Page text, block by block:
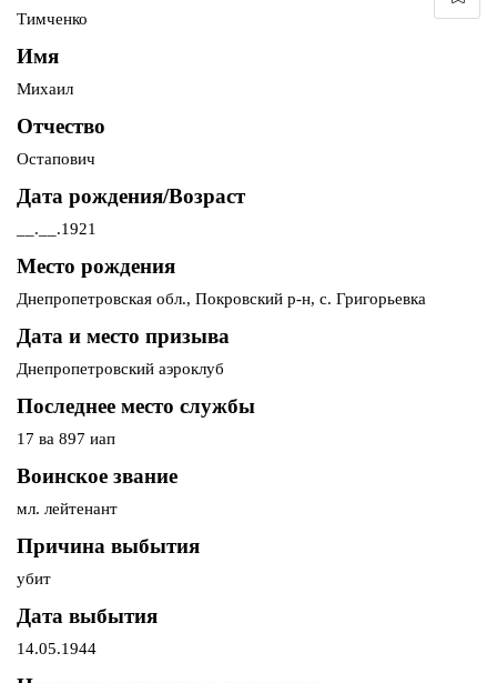
Тимченко
Имя
Михаил
Отчество
Остапович
Дата рождения/Возраст
__.__.1921
Место рождения
Днепропетровская обл., Покровский р-н, с. Григорьевка
Дата и место призыва
Днепропетровский аэроклуб
Последнее место службы
17 ва 897 иап
Воинское звание
мл. лейтенант
Причина выбытия
убит
Дата выбытия
14.05.1944